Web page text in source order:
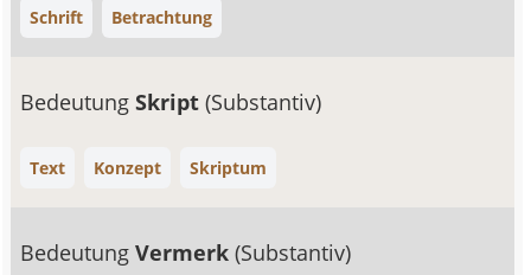
Schrift Betrachtung
BedeutungSkript(Substantiv)
Text Konzept Skriptum
BedeutungVermerk(Substantiv)